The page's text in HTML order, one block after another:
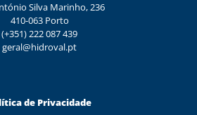
Silva Marinho, 236
410-063 Porto
(+351) 222 087 439
geral@hidroval.pt
de Privacidade